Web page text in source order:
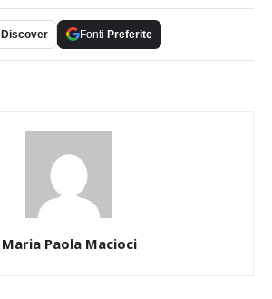
Discover Fonti Preferite
Maria Paola Macioci